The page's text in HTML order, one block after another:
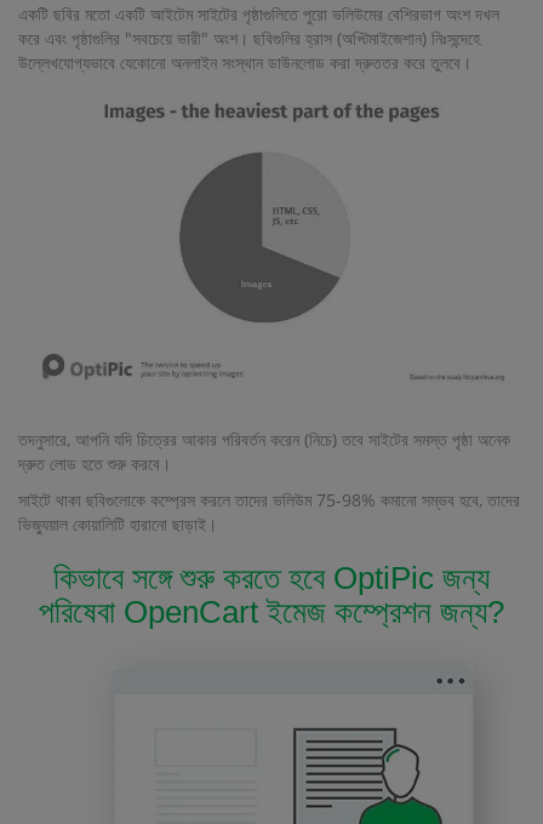
একটি ছবির মতো একটি আইটেম সাইটের পৃষ্ঠাগুলিতে পুরো ভলিউমের বেশিরভাগ অংশ দখল
করে এবং পৃষ্ঠাগুলির "সবচেয়ে ভারী" অংশ। ছবিগুলির হ্রাস (অপ্টিমাইজেশান) নিঃসন্দেহে
উল্লেখযোগ্যভাবে যেকোনো অনলাইন সংস্থান ডাউনলোড করা দ্রুততর করে তুলবে।
তদনুসারে, আপনি যদি চিত্রের আকার পরিবর্তন করেন (নিচে) তবে সাইটের সমস্ত পৃষ্ঠা অনেক
দ্রুত লোড হতে শুরু করবে।
সাইটে থাকা ছবিগুলোকে কম্প্রেস করলে তাদের ভলিউম 75-98% কমানো সম্ভব হবে, তাদের
ভিজ্যুয়াল কোয়ালিটি হারানো ছাড়াই।
কিভাবে সঙ্গে শুরু করতে হবে OptiPic জন্য
পরিষেবা OpenCart ইমেজ কম্প্রেশন জন্য?